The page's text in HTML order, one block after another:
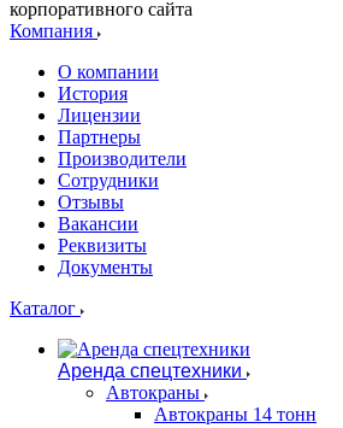
корпоративного сайта
Компания
О компании
История
Лицензии
Партнеры
Производители
Сотрудники
Отзывы
Вакансии
Реквизиты
Документы
Каталог
Аренда спецтехники
Автокраны
Автокраны 14 тонн